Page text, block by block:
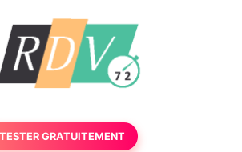
TESTER GRATUITEMENT